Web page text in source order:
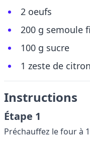
2 oeufs
200 g semoule
100 g sucre
1 zeste de citron
Instructions
Étape 1
Préchauffez le four à